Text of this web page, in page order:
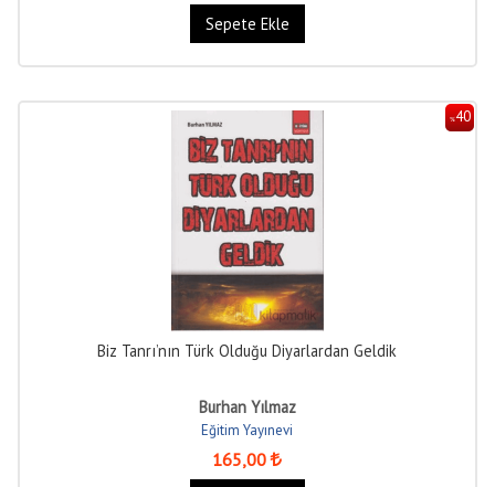
Sepete Ekle
%40
Biz Tanrı’nın Türk Olduğu Diyarlardan Geldik
Burhan Yılmaz
Eğitim Yayınevi
165,00